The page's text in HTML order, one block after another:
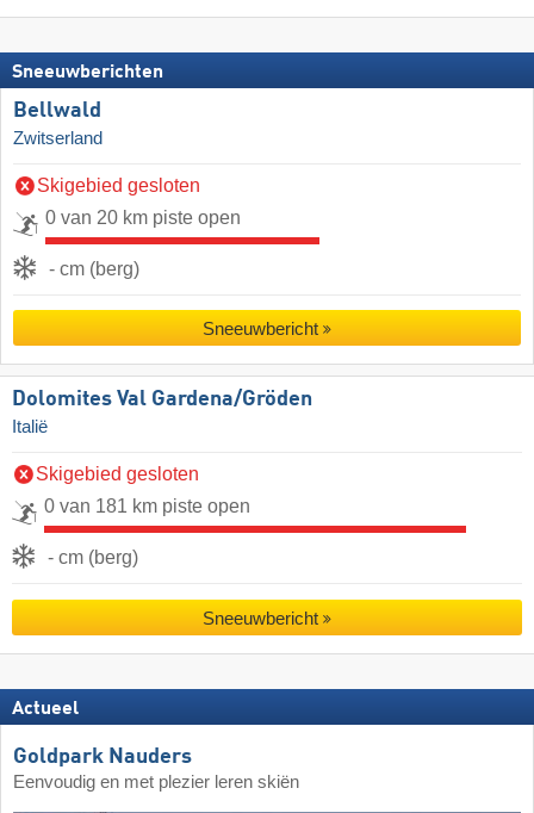
Sneeuwberichten
Bellwald
Zwitserland
Skigebied gesloten
0 van 20 km piste open
- cm (berg)
Sneeuwbericht
Dolomites Val Gardena/​Gröden
Italië
Skigebied gesloten
0 van 181 km piste open
- cm (berg)
Sneeuwbericht
Actueel
Goldpark Nauders
Eenvoudig en met plezier leren skiën